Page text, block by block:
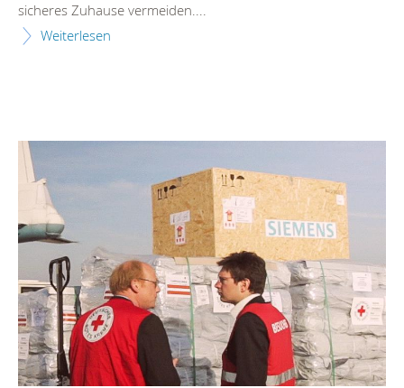
sicheres Zuhause vermeiden....
Weiterlesen